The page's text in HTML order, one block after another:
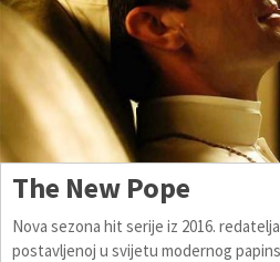
The New Pope
Nova sezona hit serije iz 2016.
postavljenoj u svijetu modernog